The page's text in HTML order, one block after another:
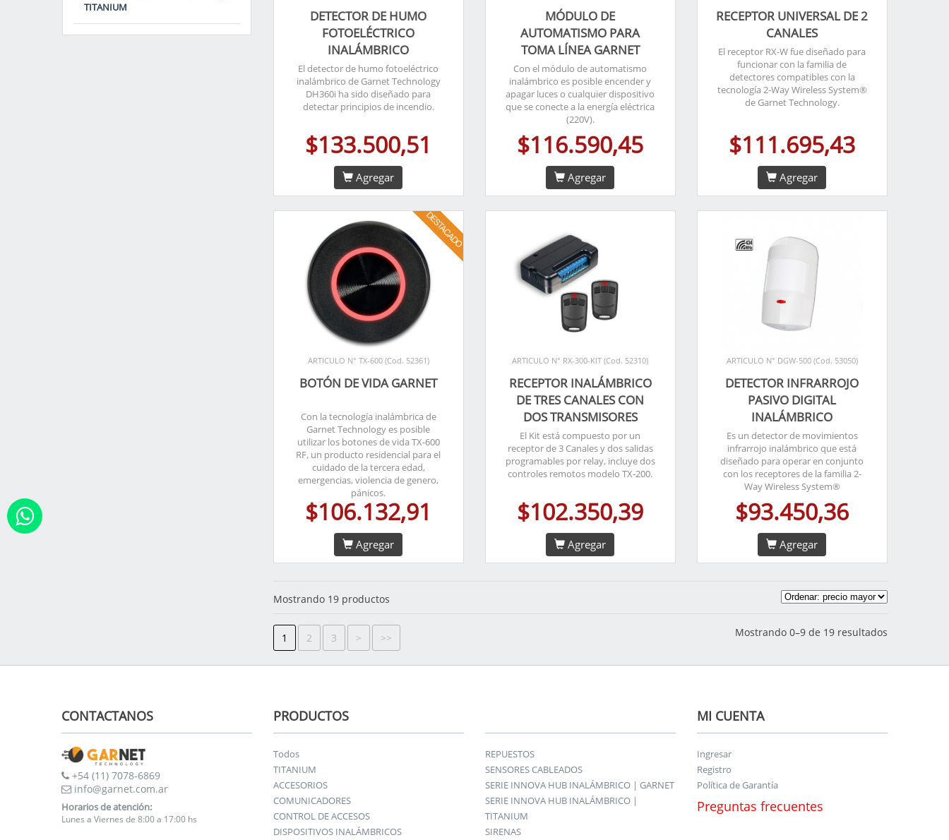
TITANIUM
DETECTOR DE HUMO
FOTOELÉCTRICO
INALÁMBRICO
El detector de humo fotoeléctrico
inalámbrico de Garnet Technology
DH360i ha sido diseñado para
detectar principios de incendio.
$133.500,51
Agregar
MÓDULO DE
AUTOMATISMO PARA
TOMA LÍNEA GARNET
Con el módulo de automatismo
inalámbrico es posible encender y
apagar luces o cualquier dispositivo
que se conecte a la energía eléctrica
(220V).
$116.590,45
Agregar
RECEPTOR UNIVERSAL DE 2
CANALES
El receptor RX-W fue diseñado para
funcionar con la familia de
detectores compatibles con la
tecnología 2-Way Wireless System®
de Garnet Technology.
$111.695,43
Agregar
ARTICULO N° TX-600 (Cod. 52361)
BOTÓN DE VIDA GARNET
Con la tecnología inalámbrica de
Garnet Technology es posible
utilizar los botones de vida TX-600
RF, un producto residencial para el
cuidado de la tercera edad,
emergencias, violencia de genero,
pánicos.
$106.132,91
Agregar
ARTICULO N° RX-300-KIT (Cod. 52310)
RECEPTOR INALÁMBRICO
DE TRES CANALES CON
DOS TRANSMISORES
El Kit está compuesto por un
receptor de 3 Canales y dos salidas
programables por relay, incluye dos
controles remotos modelo TX-200.
$102.350,39
Agregar
ARTICULO N° DGW-500 (Cod. 53050)
DETECTOR INFRARROJO
PASIVO DIGITAL
INALÁMBRICO
Es un detector de movimientos
infrarrojo inalámbrico que está
diseñado para operar en conjunto
con los receptores de la familia 2-
Way Wireless System®
$93.450,36
Agregar
Mostrando 19 productos
1 2 3 > >> Mostrando 0–9 de 19 resultados
CONTACTANOS
+54 (11) 7078-6869
info@garnet.com.ar
Horarios de atención:
Lunes a Viernes de 8:00 a 17:00 hs
PRODUCTOS
Todos
TITANIUM
ACCESORIOS
COMUNICADORES
CONTROL DE ACCESOS
DISPOSITIVOS INALÁMBRICOS
REPUESTOS
SENSORES CABLEADOS
SERIE INNOVA HUB INALÁMBRICO | GARNET
SERIE INNOVA HUB INALÁMBRICO |
TITANIUM
SIRENAS
MI CUENTA
Ingresar
Registro
Política de Garantía
Preguntas frecuentes